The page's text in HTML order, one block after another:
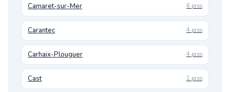
Camaret-sur-Mer 6 pros
Carantec 4 pros
Carhaix-Plouguer 4 pros
Cast 1 pros